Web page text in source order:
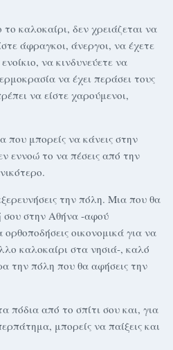
καλοκαίρι, δεν χρειάζεται να
άφραγκοι, άνεργοι, να έχετε
να κινδυνεύετε να
να έχει περάσει τους
να είστε χαρούμενοι,
μπορείς να κάνεις στην
εννοώ το να πέσεις από την
την πόλη. Μια που θα
σου στην Αθήνα -αφού
οικονομικά για να
καλοκαίρι στα νησιά-, καλό
την πόλη που θα αφήσεις την
πόδια από το σπίτι σου και, για
μπορείς να παίξεις και